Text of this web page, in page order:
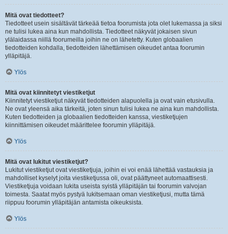
Mitä ovat tiedotteet?
Tiedotteet usein sisältävät tärkeää tietoa foorumista jota olet lukemassa ja siksi
ne tulisi lukea aina kun mahdollista. Tiedotteet näkyvät jokaisen sivun
ylälaidassa niillä foorumeilla joihin ne on lähetetty. Kuten globaalien
tiedotteiden kohdalla, tiedotteiden lähettämisen oikeudet antaa foorumin
ylläpitäjä.
Ylös
Mitä ovat kiinnitetyt viestiketjut
Kiinnitetyt viestiketjut näkyvät tiedotteiden alapuolella ja ovat vain etusivulla.
Ne ovat yleensä aika tärkeitä, joten sinun tulisi lukea ne aina kun mahdollista.
Kuten tiedotteiden ja globaalien tiedotteiden kanssa, viestiketjujen
kiinnittämisen oikeudet määrittelee foorumin ylläpitäjä.
Ylös
Mitä ovat lukitut viestiketjut?
Lukitut viestiketjut ovat viestiketjuja, joihin ei voi enää lähettää vastauksia ja
mahdolliset kyselyt joita viestiketjussa oli, ovat päättyneet automaattisesti.
Viestiketjuja voidaan lukita useista syistä ylläpitäjän tai foorumin valvojan
toimesta. Saatat myös pystyä lukitsemaan oman viestiketjusi, mutta tämä
riippuu foorumin ylläpitäjän antamista oikeuksista.
Ylös